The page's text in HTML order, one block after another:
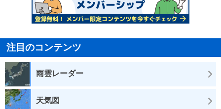
注目のコンテンツ
雨雲レーダー
天気図